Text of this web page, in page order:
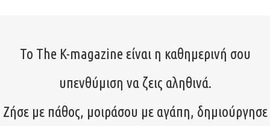
Το The K-magazine είναι η καθημερινή σου
υπενθύμιση να ζεις αληθινά.
Ζήσε με πάθος, μοιράσου με αγάπη, δημιούργησε